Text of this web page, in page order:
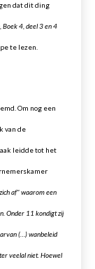
dat dit ding
Boek 4, deel 3 en 4
te lezen.
Om nog een
van de
leidde tot het
af" waarom een
Onder 11 kondigt zij
(…) wanbeleid
veelal niet. Hoewel